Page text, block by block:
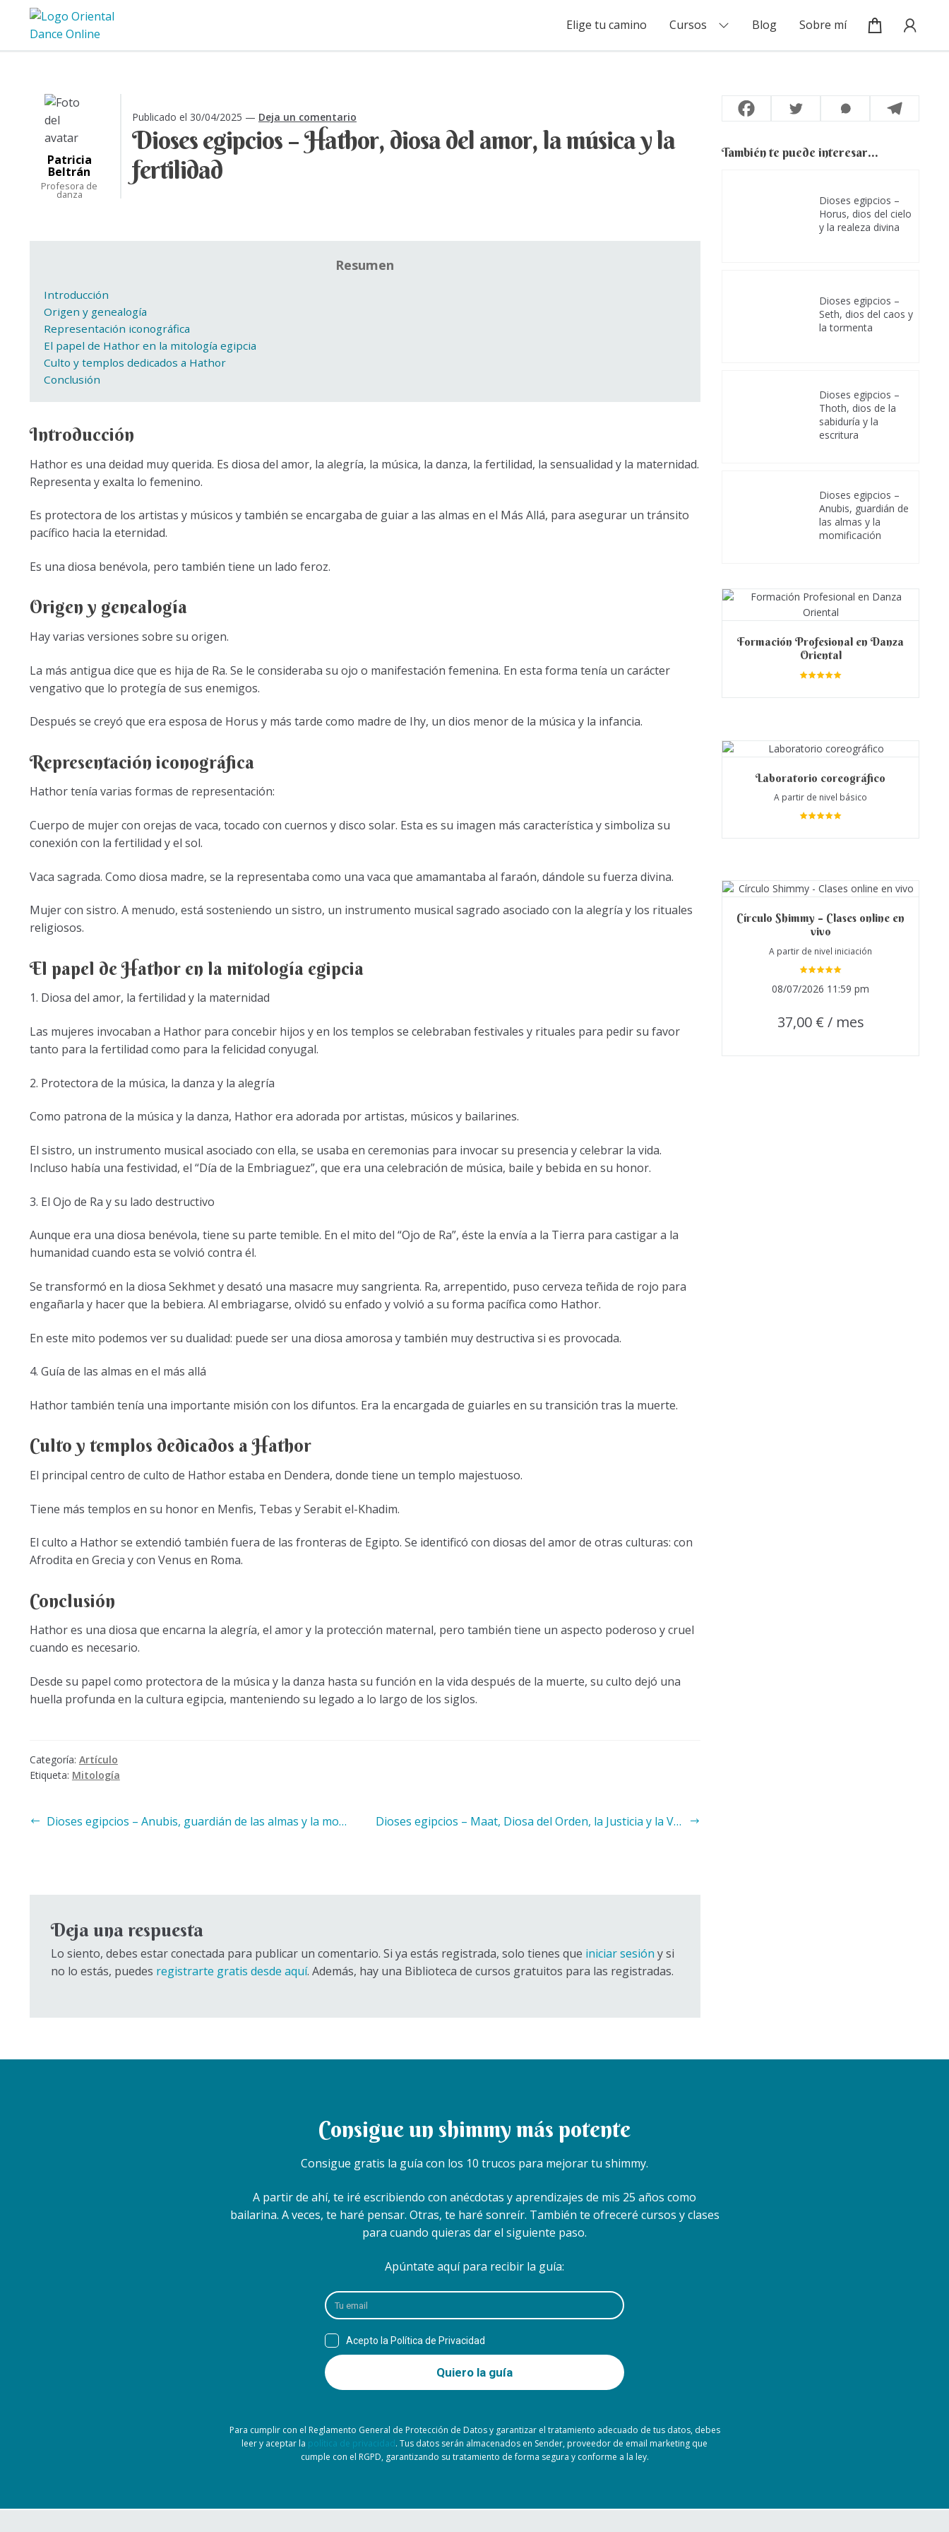
Ir
la
Ir
contenido
Elige tu camino Cursos Blog Sobre mí
Patricia
Beltrán
Profesora de
danza
Publicado el 30/04/2025 — Deja un comentario
Dioses egipcios – Hathor, diosa del amor, la música y la
fertilidad
Resumen
Introducción
Origen y genealogía
Representación iconográfica
El papel de Hathor en la mitología egipcia
Culto y templos dedicados a Hathor
Conclusión
Introducción
Hathor es una deidad muy querida. Es diosa del amor, la alegría, la música, la danza, la fertilidad, la sensualidad y la maternidad.
Representa y exalta lo femenino.
Es protectora de los artistas y músicos y también se encargaba de guiar a las almas en el Más Allá, para asegurar un tránsito
pacífico hacia la eternidad.
Es una diosa benévola, pero también tiene un lado feroz.
Origen y genealogía
Hay varias versiones sobre su origen.
La más antigua dice que es hija de Ra. Se le consideraba su ojo o manifestación femenina. En esta forma tenía un carácter
vengativo que lo protegía de sus enemigos.
Después se creyó que era esposa de Horus y más tarde como madre de Ihy, un dios menor de la música y la infancia.
Representación iconográfica
Hathor tenía varias formas de representación:
Cuerpo de mujer con orejas de vaca, tocado con cuernos y disco solar. Esta es su imagen más característica y simboliza su
conexión con la fertilidad y el sol.
Vaca sagrada. Como diosa madre, se la representaba como una vaca que amamantaba al faraón, dándole su fuerza divina.
Mujer con sistro. A menudo, está sosteniendo un sistro, un instrumento musical sagrado asociado con la alegría y los rituales
religiosos.
El papel de Hathor en la mitología egipcia
1. Diosa del amor, la fertilidad y la maternidad
Las mujeres invocaban a Hathor para concebir hijos y en los templos se celebraban festivales y rituales para pedir su favor
tanto para la fertilidad como para la felicidad conyugal.
2. Protectora de la música, la danza y la alegría
Como patrona de la música y la danza, Hathor era adorada por artistas, músicos y bailarines.
El sistro, un instrumento musical asociado con ella, se usaba en ceremonias para invocar su presencia y celebrar la vida.
Incluso había una festividad, el “Día de la Embriaguez”, que era una celebración de música, baile y bebida en su honor.
3. El Ojo de Ra y su lado destructivo
Aunque era una diosa benévola, tiene su parte temible. En el mito del “Ojo de Ra”, éste la envía a la Tierra para castigar a la
humanidad cuando esta se volvió contra él.
Se transformó en la diosa Sekhmet y desató una masacre muy sangrienta. Ra, arrepentido, puso cerveza teñida de rojo para
engañarla y hacer que la bebiera. Al embriagarse, olvidó su enfado y volvió a su forma pacífica como Hathor.
En este mito podemos ver su dualidad: puede ser una diosa amorosa y también muy destructiva si es provocada.
4. Guía de las almas en el más allá
Hathor también tenía una importante misión con los difuntos. Era la encargada de guiarles en su transición tras la muerte.
Culto y templos dedicados a Hathor
El principal centro de culto de Hathor estaba en Dendera, donde tiene un templo majestuoso.
Tiene más templos en su honor en Menfis, Tebas y Serabit el-Khadim.
El culto a Hathor se extendió también fuera de las fronteras de Egipto. Se identificó con diosas del amor de otras culturas: con
Afrodita en Grecia y con Venus en Roma.
Conclusión
Hathor es una diosa que encarna la alegría, el amor y la protección maternal, pero también tiene un aspecto poderoso y cruel
cuando es necesario.
Desde su papel como protectora de la música y la danza hasta su función en la vida después de la muerte, su culto dejó una
huella profunda en la cultura egipcia, manteniendo su legado a lo largo de los siglos.
Categoría: Artículo
Etiqueta: Mitología
Navegación
Anterior:
Dioses egipcios – Anubis, guardián de las almas y la momificación Siguiente:
Dioses egipcios – Maat, Diosa del Orden, la Justicia y la Verdad
Deja una respuesta
Lo siento, debes estar conectada para publicar un comentario. Si ya estás registrada, solo tienes que iniciar sesión y si
no lo estás, puedes registrarte gratis desde aquí. Además, hay una Biblioteca de cursos gratuitos para las registradas.
También te puede interesar...
Dioses egipcios –
Horus, dios del cielo
y la realeza divina
Dioses egipcios –
Seth, dios del caos y
la tormenta
Dioses egipcios –
Thoth, dios de la
sabiduría y la
escritura
Dioses egipcios –
Anubis, guardián de
las almas y la
momificación
Formación Profesional en Danza
Oriental
Laboratorio coreográfico
A partir de nivel básico
Círculo Shimmy – Clases online en
vivo
A partir de nivel iniciación
do en
08/07/2026 11:59 pm
37,00 € / mes
Consigue un shimmy más potente
Consigue gratis la guía con los 10 trucos para mejorar tu shimmy.
A partir de ahí, te iré escribiendo con anécdotas y aprendizajes de mis 25 años como
bailarina. A veces, te haré pensar. Otras, te haré sonreír. También te ofreceré cursos y clases
para cuando quieras dar el siguiente paso.
Apúntate aquí para recibir la guía:
Para cumplir con el Reglamento General de Protección de Datos y garantizar el tratamiento adecuado de tus datos, debes
leer y aceptar la política de privacidad. Tus datos serán almacenados en Sender, proveedor de email marketing que
cumple con el RGPD, garantizando su tratamiento de forma segura y conforme a la ley.